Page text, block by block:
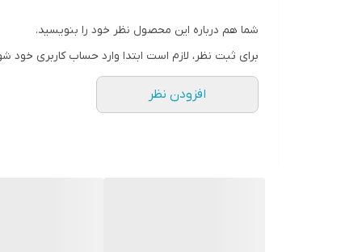
شما هم درباره این محصول نظر خود را بنویسید.
برای ثبت نظر، لازم است ابتدا وارد حساب کاربری خود
افزودن نظر